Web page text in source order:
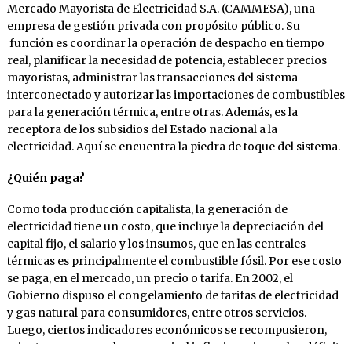
Mercado Mayorista de Electricidad S.A. (CAMMESA), una
empresa de gestión privada con propósito público. Su
función es coordinar la operación de despacho en tiempo
real, planificar la necesidad de potencia, establecer precios
mayoristas, administrar las transacciones del sistema
interconectado y autorizar las importaciones de combustibles
para la generación térmica, entre otras. Además, es la
receptora de los subsidios del Estado nacional a la
electricidad. Aquí se encuentra la piedra de toque del sistema.
¿Quién paga?
Como toda producción capitalista, la generación de
electricidad tiene un costo, que incluye la depreciación del
capital fijo, el salario y los insumos, que en las centrales
térmicas es principalmente el combustible fósil. Por ese costo
se paga, en el mercado, un precio o tarifa. En 2002, el
Gobierno dispuso el congelamiento de tarifas de electricidad
y gas natural para consumidores, entre otros servicios.
Luego, ciertos indicadores económicos se recompusieron,